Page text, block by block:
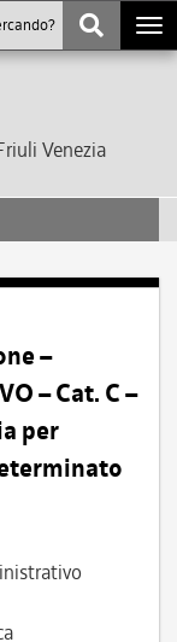
Venezia
–
– Cat. C –
per